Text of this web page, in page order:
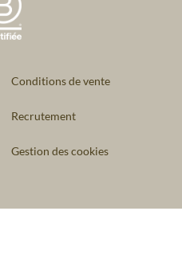
Conditions de vente
Recrutement
Gestion des cookies